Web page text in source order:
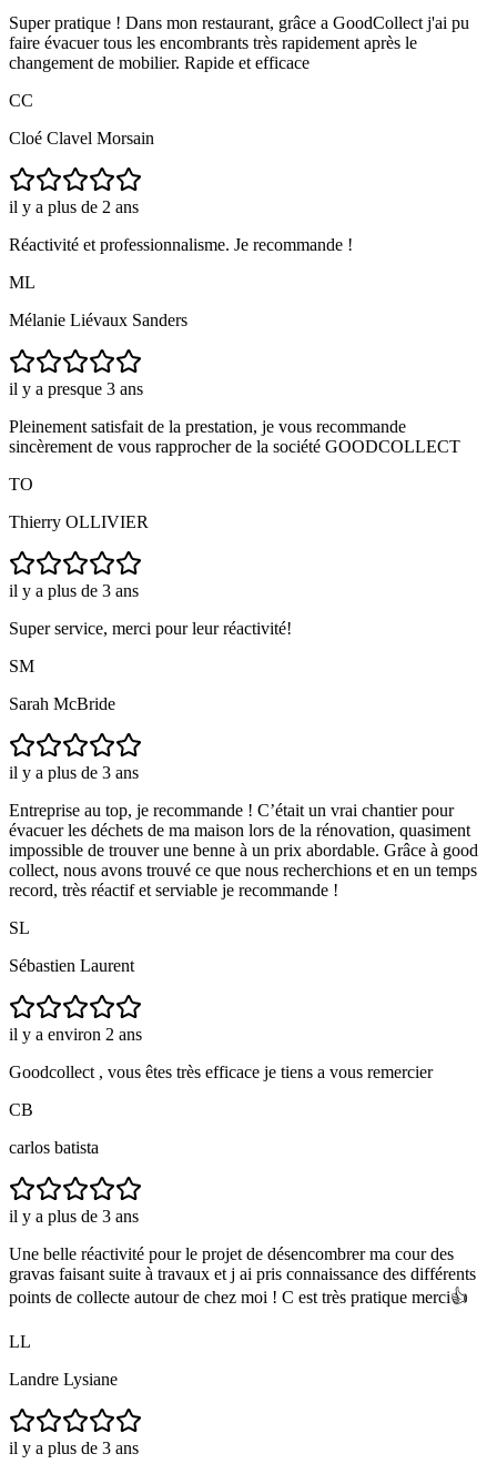
Super pratique ! Dans mon restaurant, grâce a GoodCollect j'ai pu
faire évacuer tous les encombrants très rapidement après le
changement de mobilier. Rapide et efficace
CC
Cloé Clavel Morsain
il y a plus de 2 ans
Réactivité et professionnalisme. Je recommande !
ML
Mélanie Liévaux Sanders
il y a presque 3 ans
Pleinement satisfait de la prestation, je vous recommande
sincèrement de vous rapprocher de la société GOODCOLLECT
TO
Thierry OLLIVIER
il y a plus de 3 ans
Super service, merci pour leur réactivité!
SM
Sarah McBride
il y a plus de 3 ans
Entreprise au top, je recommande ! C’était un vrai chantier pour
évacuer les déchets de ma maison lors de la rénovation, quasiment
impossible de trouver une benne à un prix abordable. Grâce à good
collect, nous avons trouvé ce que nous recherchions et en un temps
record, très réactif et serviable je recommande !
SL
Sébastien Laurent
il y a environ 2 ans
Goodcollect , vous êtes très efficace je tiens a vous remercier
CB
carlos batista
il y a plus de 3 ans
Une belle réactivité pour le projet de désencombrer ma cour des
gravas faisant suite à travaux et j ai pris connaissance des différents
points de collecte autour de chez moi ! C est très pratique merci👍
LL
Landre Lysiane
il y a plus de 3 ans